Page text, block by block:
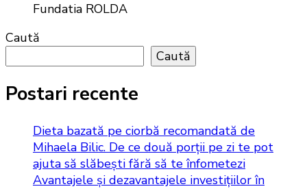
Fundatia ROLDA
Caută
Caută
Postari recente
Dieta bazată pe ciorbă recomandată de
Mihaela Bilic. De ce două porții pe zi te pot
ajuta să slăbești fără să te înfometezi
Avantajele și dezavantajele investițiilor în